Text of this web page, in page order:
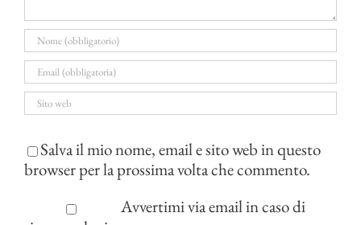
Salva il mio nome, email e sito web in questo
browser per la prossima volta che commento.
Avvertimi via email in caso di